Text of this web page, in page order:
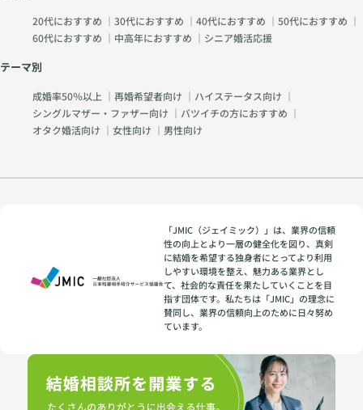
20代におすすめ ｜ 30代におすすめ ｜ 40代におすすめ ｜ 50代におすすめ ｜
60代におすすめ ｜ 中高年におすすめ ｜ シニア婚活応援
テーマ別
成婚率50％以上 ｜ 再婚希望者向け ｜ ハイステータス向け ｜
シングルマザー・ファザー向け ｜ バツイチの方におすすめ ｜
オタク婚活向け ｜ 女性向け ｜ 男性向け
「JMIC（ジェイミック）」は、業界の信頼
性の向上とより一層の健全化を図り、真剣
に結婚を希望する独身者にとってより利用
しやすい環境を整え、魅力ある業界とし
て、社会的な責任を果たしていくことを目
指す団体です。私たちは「JMIC」の理念に
賛同し、業界の信頼向上のために日々努め
ています。